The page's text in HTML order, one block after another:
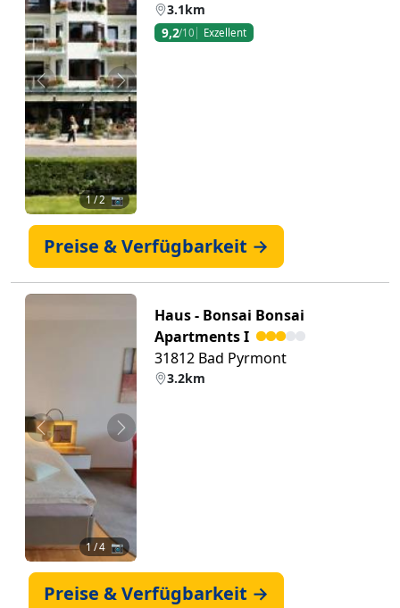
Zurück Weiter
1/ 2 📷
3.1km
9,2/10 Exzellent
Preise & Verfügbarkeit →
Zurück Weiter
1 / 4 📷
Haus - Bonsai Bonsai
Apartments I
31812 Bad Pyrmont
3.2km
Preise & Verfügbarkeit →